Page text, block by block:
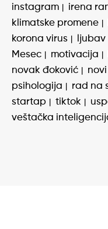
instagram
irena
klimatske promene
korona virus
ljubav
Mesec
motivacija
novak đoković
psihologija
rad na
startap
tiktok
veštačka